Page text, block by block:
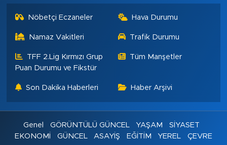
Nöbetçi Eczaneler Hava Durumu
Namaz Vakitleri Trafik Durumu
TFF 2.Lig Kırmızı Grup
Puan Durumu ve Fikstür
Tüm Manşetler
Son Dakika Haberleri Haber Arşivi
Genel GÖRÜNTÜLÜ GÜNCEL YAŞAM
SİYASET
EKONOMİ
GÜNCEL ASAYİŞ EĞİTİM YEREL ÇEVRE